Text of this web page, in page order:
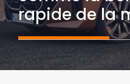
rapide de la